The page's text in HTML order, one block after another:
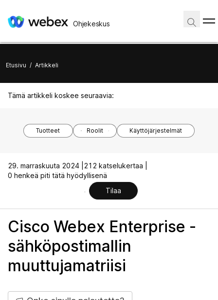
Ohjekeskus
Etusivu / Artikkeli
Tämä artikkeli koskee seuraavia:
Tuotteet Roolit Käyttöjärjestelmät
29. marraskuuta 2024 |
212 katselukertaa |
0 henkeä piti tätä hyödyllisenä
Tilaa
Cisco Webex Enterprise -
sähköpostimallin
muuttujamatriisi